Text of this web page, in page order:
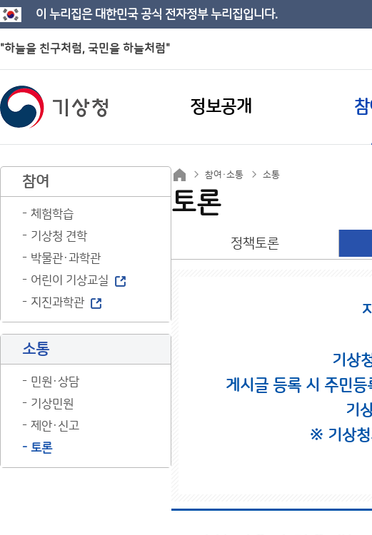
이 누리집은 대한민국 공식 전자정부 누리집입니다.
"하늘을 친구처럼, 국민을 하늘처럼"
정보공개
참여
체험학습
기상청 견학
박물관·과학관
어린이 기상교실
지진과학관
소통
민원·상담
기상민원
제안·신고
토론
참여·소통 소통
토론
정책토론
기상
게시글 등록 시 주민
기
※ 기상청